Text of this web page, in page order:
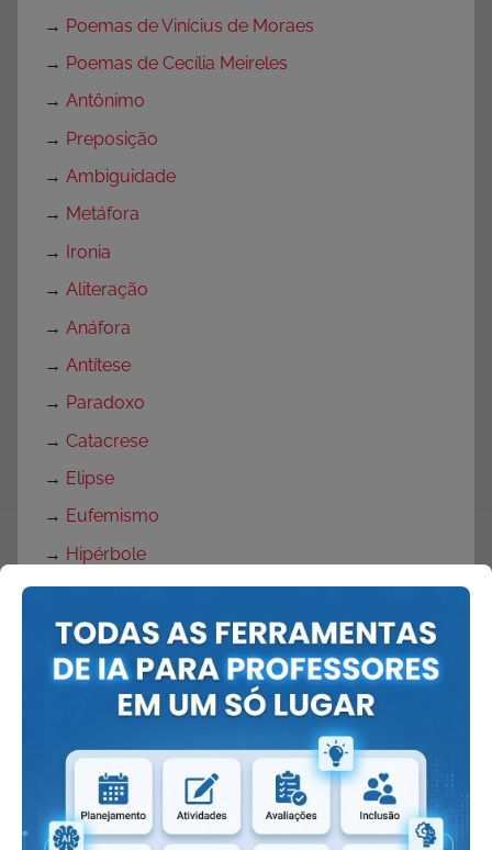
→ Poemas de Vinícius de Moraes
→ Poemas de Cecília Meireles
→ Antônimo
→ Preposição
→ Ambiguidade
→ Metáfora
→ Ironia
→ Aliteração
→ Anáfora
→ Antítese
→ Paradoxo
→ Catacrese
→ Elipse
→ Eufemismo
→ Hipérbole
→Metonímia
→Onomatopeia
→Personificação
Pleonasmo
Girias